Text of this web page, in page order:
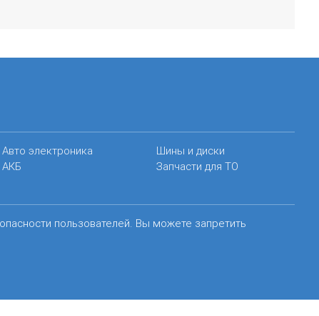
Авто электроника
АКБ
Шины и диски
Запчасти для ТО
пользователей. Вы можете запретить